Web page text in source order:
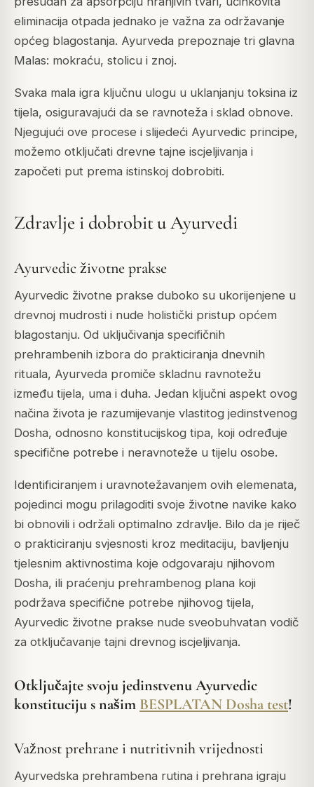
eliminacija otpada jednako je važna za održavanje
općeg blagostanja. Ayurveda prepoznaje tri glavna
Malas: mokraću, stolicu i znoj.
Svaka mala igra ključnu ulogu u uklanjanju toksina iz
tijela, osiguravajući da se ravnoteža i sklad obnove.
Njegujući ove procese i slijedeći Ayurvedic principe,
možemo otključati drevne tajne iscjeljivanja i
započeti put prema istinskoj dobrobiti.
Zdravlje i dobrobit u Ayurvedi
Ayurvedic životne prakse
Ayurvedic životne prakse duboko su ukorijenjene u
drevnoj mudrosti i nude holistički pristup općem
blagostanju. Od uključivanja specifičnih
prehrambenih izbora do prakticiranja dnevnih
rituala, Ayurveda promiče skladnu ravnotežu
između tijela, uma i duha. Jedan ključni aspekt ovog
načina života je razumijevanje vlastitog jedinstvenog
Dosha, odnosno konstitucijskog tipa, koji određuje
specifične potrebe i neravnoteže u tijelu osobe.
Identificiranjem i uravnotežavanjem ovih elemenata,
pojedinci mogu prilagoditi svoje životne navike kako
bi obnovili i održali optimalno zdravlje. Bilo da je riječ
o prakticiranju svjesnosti kroz meditaciju, bavljenju
tjelesnim aktivnostima koje odgovaraju njihovom
Dosha, ili praćenju prehrambenog plana koji
podržava specifične potrebe njihovog tijela,
Ayurvedic životne prakse nude sveobuhvatan vodič
za otključavanje tajni drevnog iscjeljivanja.
Otključajte svoju jedinstvenu Ayurvedic
konstituciju s našim BESPLATAN Dosha test!
Važnost prehrane i nutritivnih vrijednosti
Ayurvedska prehrambena rutina i prehrana igraju